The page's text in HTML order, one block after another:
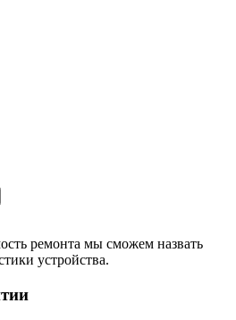
ремонта мы сможем назвать
устройства.